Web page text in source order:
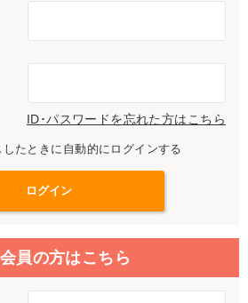
ID･パスワードを忘れた方はこちら
たときに自動的にログインする
員の方はこちら